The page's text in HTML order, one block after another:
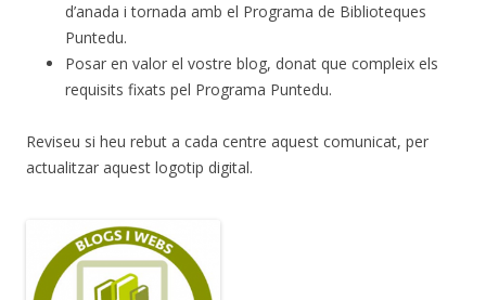
d’anada i tornada amb el Programa de Biblioteques
Puntedu.
Posar en valor el vostre blog, donat que compleix els
requisits fixats pel Programa Puntedu.
Reviseu si heu rebut a cada centre aquest comunicat, per
actualitzar aquest logotip digital.